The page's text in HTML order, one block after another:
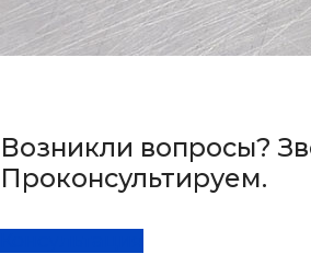
Возникли вопросы?
Проконсультируем.